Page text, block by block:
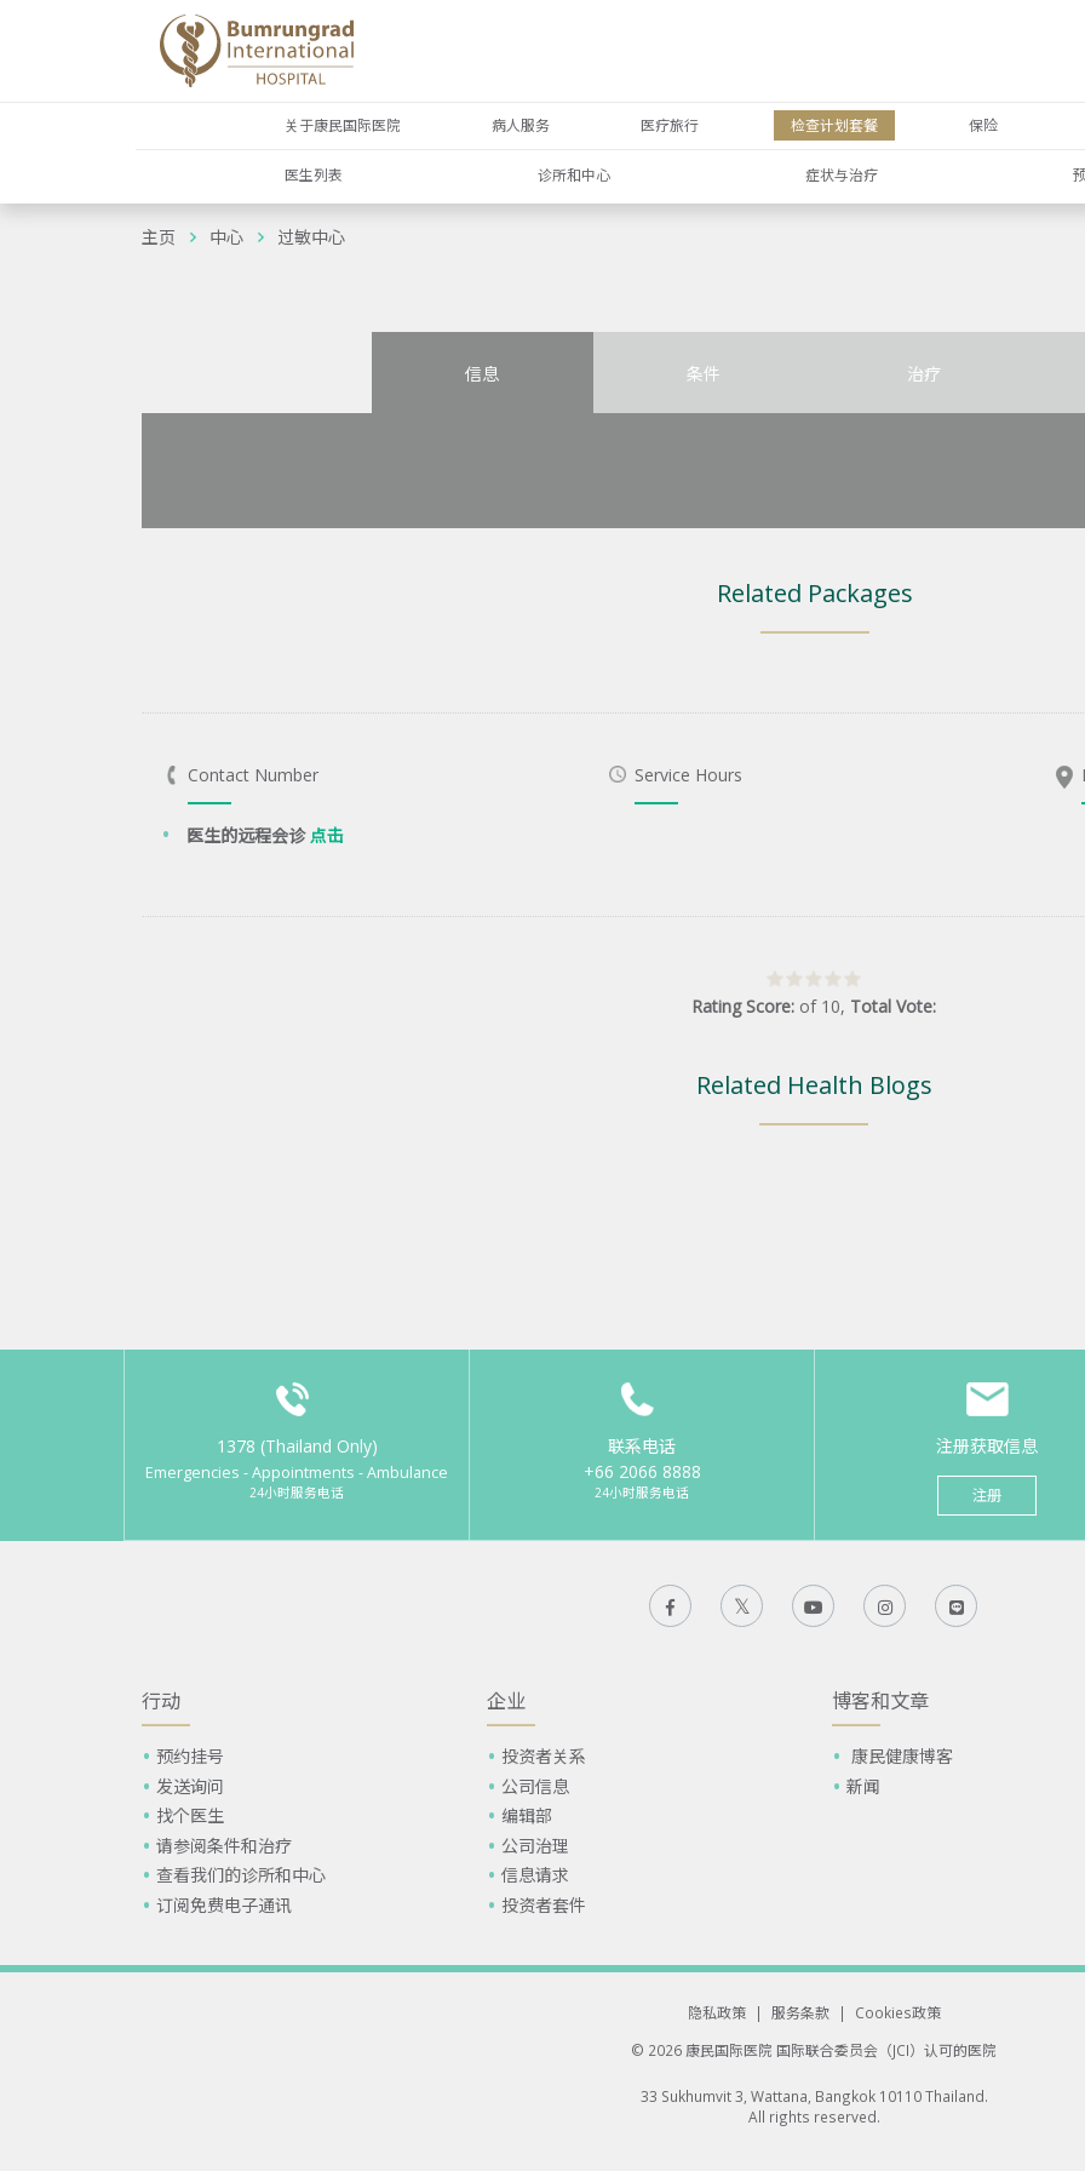
关于康民国际医院 病人服务 医疗旅行 检查计划套餐 保险
医生列表 诊所和中心 症状与治疗
主页 中心 过敏中心
信息 条件 治疗
Related Packages
Contact Number
医生的远程会诊点击
Service Hours
Rating Score: of 10, Total Vote:
Related Health Blogs
1378 (Thailand Only)
Emergencies - Appointments - Ambulance
24小时服务电话
联系电话
+66 2066 8888
24小时服务电话
注册获取信息
注册
行动
预约挂号
发送询问
找个医生
请参阅条件和治疗
查看我们的诊所和中心
订阅免费电子通讯
企业
投资者关系
公司信息
编辑部
公司治理
信息请求
投资者套件
博客和文章
康民健康博客
新闻
隐私政策 | 服务条款 |
Cookies政策
© 2026 康民国际医院 国际联合委员会（JCI）认可的医院
33 Sukhumvit 3, Wattana, Bangkok 10110 Thailand.
All rights reserved.